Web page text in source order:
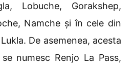
Lobuche, Gorakshep,
Namche și în cele din
De asemenea, acesta
numesc Renjo La Pass,